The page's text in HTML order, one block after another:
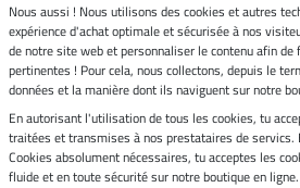
Boutique climatiquement
neutre
Livraison par
Paiement sécurisé
Nous aussi ! Nous utilisons des cookies et autres
expérience d'achat optimale et sécurisée à nos
de notre site web et personnaliser le contenu afin de
pertinentes ! Pour cela, nous collectons, depuis le
données et la manière dont ils naviguent sur notre
En autorisant l'utilisation de tous les cookies, tu
traitées et transmises à nos prestataires de servics.
Cookies absolument nécessaires, tu acceptes les
fluide et en toute sécurité sur notre boutique en ligne.